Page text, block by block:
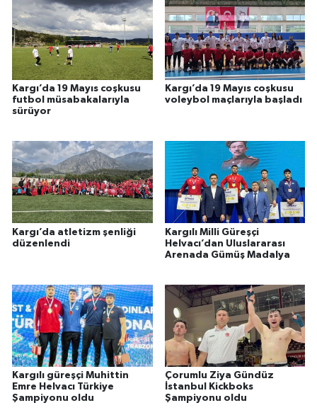
Kargı’da 19 Mayıs coşkusu
futbol müsabakalarıyla
sürüyor
Kargı’da 19 Mayıs coşkusu
voleybol maçlarıyla başladı
Kargı’da atletizm şenliği
düzenlendi
Kargılı Milli Güreşçi
Helvacı’dan Uluslararası
Arenada Gümüş Madalya
Kargılı güreşçi Muhittin
Emre Helvacı Türkiye
Şampiyonu oldu
Çorumlu Ziya Gündüz
İstanbul Kickboks
Şampiyonu oldu